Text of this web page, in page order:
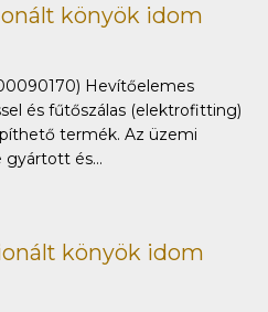
könyök idom
Hevítőelemes
és fűtőszálas (elektrofitting)
termék. Az üzemi
és...
könyök idom